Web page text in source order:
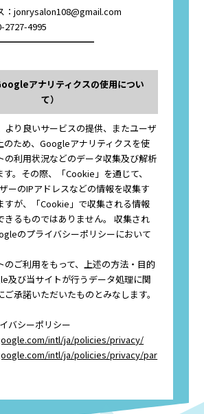
：jonrysalon108@gmail.com
2727-4995
アナリティクスの使用につい
て）
より良いサービスの提供、またユーザ
のため、Googleアナリティクスを使
の利用状況などのデータ収集及び解析
。その際、「Cookie」を通じて、
ーのIPアドレスなどの情報を収集す
すが、「Cookie」で収集される情報
きるものではありません。 収集され
のプライバシーポリシーにおいて
のご利用をもって、上述の方法・目的
及び当サイトが行うデータ処理に関
ご承諾いただいたものとみなします。
バシーポリシー
intl/ja/policies/privacy/
intl/ja/policies/privacy/par